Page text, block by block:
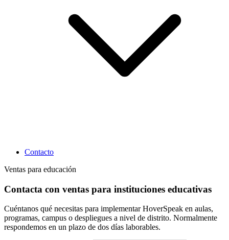
Contacto
Ventas para educación
Contacta con ventas para instituciones educativas
Cuéntanos qué necesitas para implementar HoverSpeak en aulas,
programas, campus o despliegues a nivel de distrito. Normalmente
respondemos en un plazo de dos días laborables.